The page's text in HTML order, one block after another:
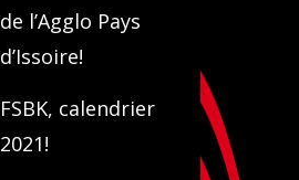
de l’Agglo Pays
d’Issoire!
FSBK, calendrier
2021!